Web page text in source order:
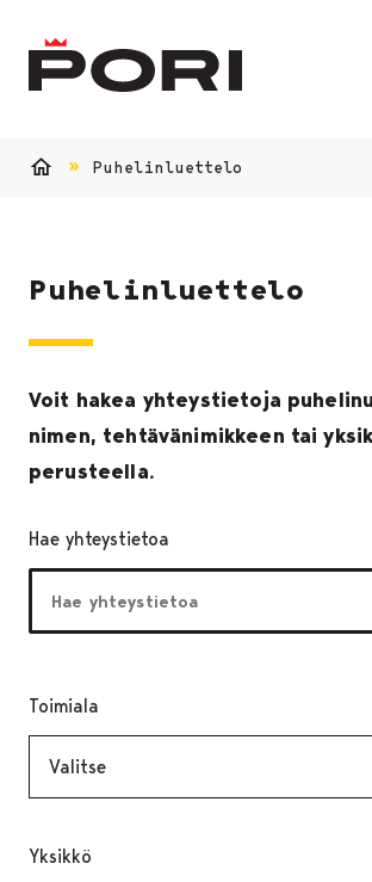
Puhelinluettelo
Puhelinluettelo
Voit hakea yhteystietoja
nimen, tehtävänimikkeen tai
perusteella.
Hae yhteystietoa
Toimiala
Yksikkö